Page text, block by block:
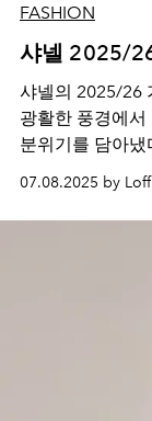
FASHION
샤넬 2025/
샤넬의 2025/26
광활한 풍경에
분위기를 담아
렸으며, 가브리
번지의 꾸뛰르
07.08.2025 by